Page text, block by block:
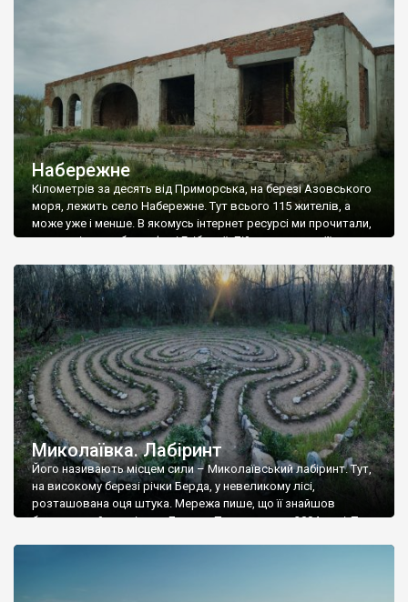
кілометра від с. Мануйлівки та за 20 км від Азовського моря.
Набережне
Кілометрів за десять від Приморська, на березі Азовського
моря, лежить село Набережне. Тут всього 115 жителів, а
може уже і менше. В якомусь інтернет ресурсі ми прочитали,
що у селі є садиба графині Глібової. Дійсно є, але ми її
місцевих мешканців дали певний результат, хоча переважна
більшість мешканців села, ні […]
Миколаївка. Лабіринт
Його називають місцем сили – Миколаївський лабіринт. Тут,
на високому березі річки Берда, у невеликому лісі,
розташована оця штука. Мережа пише, що її знайшов
бердянський дослідник Дмитро Пархоменко у 2004 році. Тут